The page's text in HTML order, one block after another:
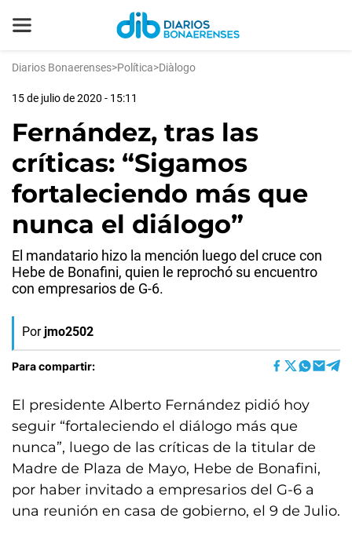
Diarios Bonaerenses>Política>Diàlogo
15 de julio de 2020 - 15:11
Fernández, tras las
críticas: “Sigamos
fortaleciendo más que
nunca el diálogo”
El mandatario hizo la mención luego del cruce con
Hebe de Bonafini, quien le reprochó su encuentro
con empresarios de G-6.
Por jmo2502
Para compartir:
El presidente Alberto Fernández pidió hoy
seguir “fortaleciendo el diálogo más que
nunca”, luego de las críticas de la titular de
Madre de Plaza de Mayo, Hebe de Bonafini,
por haber invitado a empresarios del G-6 a
una reunión en casa de gobierno, el 9 de Julio.